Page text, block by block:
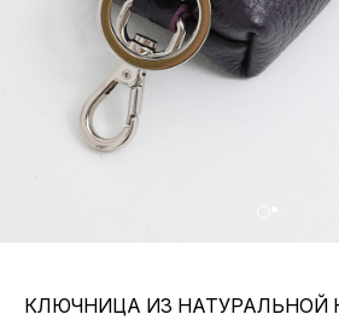
КЛЮЧНИЦА ИЗ НАТУРАЛЬНОЙ